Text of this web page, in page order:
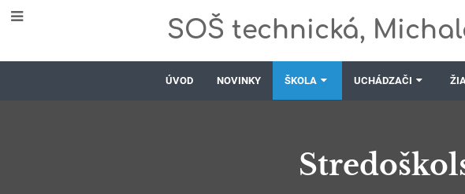
SOŠ technická,
ÚVOD NOVINKY ŠKOLA UCHÁDZAČI